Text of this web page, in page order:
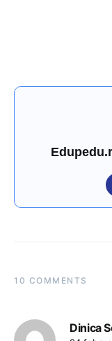
10 COMMENTS
Dinica